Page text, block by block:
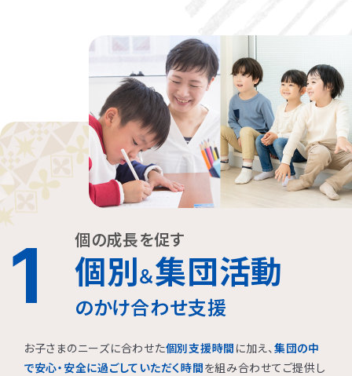
1 個の成長を促す
個別＆集団活動
のかけ合わせ支援
お子さまのニーズに合わせた個別支援時間 に加え、 集団の中
で安心・安全に過ごしていただく時間を組み合わせてご提供し